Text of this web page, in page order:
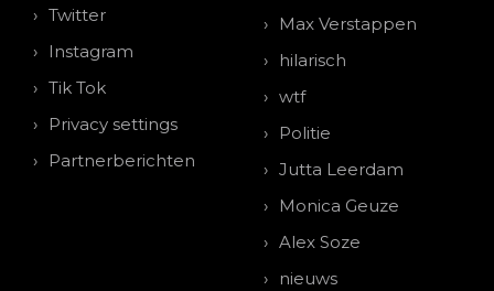
Twitter
Instagram
Tik Tok
Privacy settings
Partnerberichten
Max Verstappen
hilarisch
wtf
Politie
Jutta Leerdam
Monica Geuze
Alex Soze
nieuws